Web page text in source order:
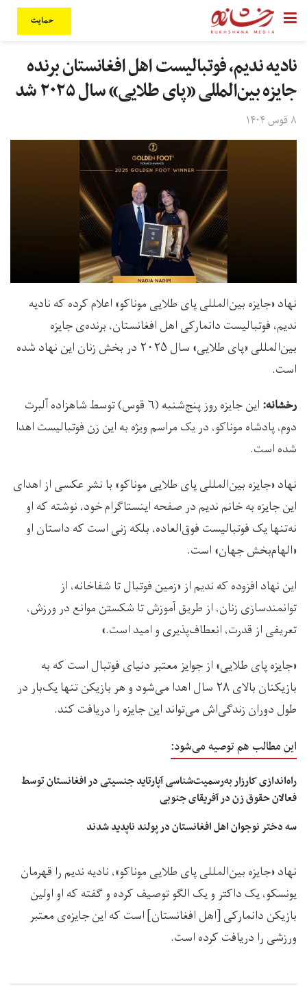
حمایت
نادیه ندیم، فوتبالیست اهل افغانستان برنده‌
جایزه بین‌المللی «پای طلایی» سال ۲۰۲۵ شد
۸ قوس ۱۴۰۴
نهاد «جایزه بین‌المللی پای طلایی موناکو» اعلام کرده که نادیه
ندیم، فوتبالیست دانمارکی اهل افغانستان، برنده‌ی جایزه
بین‌المللی «پای طلایی» سال ۲۰۲۵ در بخش زنان این نهاد شده
است.
رخشانه:
این جایزه روز پنج‌شنبه (۶ قوس) توسط شاهزاده آلبرت
دوم، پادشاه موناکو، در یک مراسم ویژه به این زن فوتبالیست اهدا
شده است.
نهاد «جایزه بین‌المللی پای طلایی موناکو» با نشر عکسی از اهدای
این جایزه به خانم ندیم در صفحه اینستاگرام خود، نوشته که او
نه‌تنها یک فوتبالیست فوق‌العاده، بلکه زنی است که داستان او
«الهام‌بخش جهان» است.
این نهاد افزوده که ندیم از «زمین فوتبال تا شفاخانه، از
توانمندسازی زنان، از طریق آموزش تا شکستن موانع در ورزش،
تعریفی از قدرت، انعطاف‌پذیری و امید است.»
«جایزه پای طلایی» از جوایز معتبر دنیای فوتبال است که به
بازیکنان بالای ۲۸ سال اهدا می‌شود و هر بازیکن تنها یک‌بار در
طول دوران زندگی‌اش می‌تواند این جایزه را دریافت کند.
این مطالب هم توصیه می‌شود:
راه‌اندازی کارزار به‌رسمیت‌شناسی آپارتاید جنسیتی در افغانستان توسط
فعالان حقوق زن در آفریقای جنوبی
سه دختر نوجوان اهل افغانستان در پولند ناپدید شدند
نهاد «جایزه بین‌المللی پای طلایی موناکو»، نادیه ندیم را قهرمان
یونسکو، یک داکتر و یک الگو توصیف کرده و گفته که او اولین
بازیکن دانمارکی [اهل افغانستان] است که این جایزه‌ی معتبر
ورزشی را دریافت کرده است.